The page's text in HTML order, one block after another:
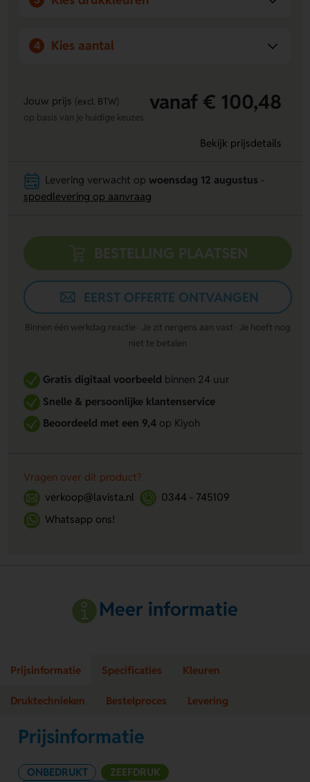
4 Kies aantal
Jouw prijs (excl. BTW) vanaf € 100,48
op basis van je huidige keuzes
Bekijk prijsdetails
Levering verwacht op woensdag 12 augustus
spoedlevering op aanvraag
BESTELLING PLAATSEN
EERST OFFERTE ONTVANGEN
Binnen één werkdag reactie · Je zit nergens aan vast · Je hoeft nog
niet te betalen
Gratis digitaal voorbeeldbinnen 24 uur
Snelle & persoonlijke klantenservice
Beoordeeld met een 9,4op Kiyoh
Vragen over dit product?
verkoop@lavista.nl
0344 - 745109
Whatsapp ons!
Meer informatie
Prijsinformatie Specificaties Kleuren
Druktechnieken Bestelproces Levering
Prijsinformatie
ONBEDRUKT
ZEEFDRUK